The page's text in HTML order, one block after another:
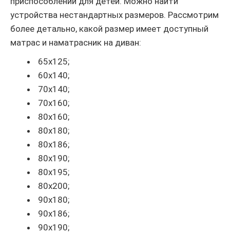
устройства нестандартных размеров. Рассмотрим
более детально, какой размер имеет доступный
матрас и наматрасник на диван:
65х125;
60х140;
70х140;
70х160;
80х160;
80х180;
80х186;
80х190;
80х195;
80х200;
90х180;
90х186;
90х190;